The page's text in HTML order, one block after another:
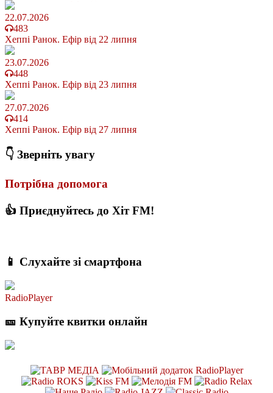
22.07.2026
483
Хеппі Ранок. Ефір від 22 липня
23.07.2026
448
Хеппі Ранок. Ефір від 23 липня
27.07.2026
414
Хеппі Ранок. Ефір від 27 липня
👇 Зверніть увагу
Потрібна допомога
👍 Приєднуйтесь до Хіт FM!
📱 Слухайте зі смартфона
RadioPlayer
🎫 Купуйте квитки онлайн